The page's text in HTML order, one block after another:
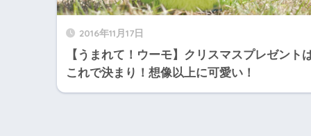
2016年11月17日
【うまれて！ウーモ】クリスマスプレゼント
これで決まり！想像以上に可愛い！